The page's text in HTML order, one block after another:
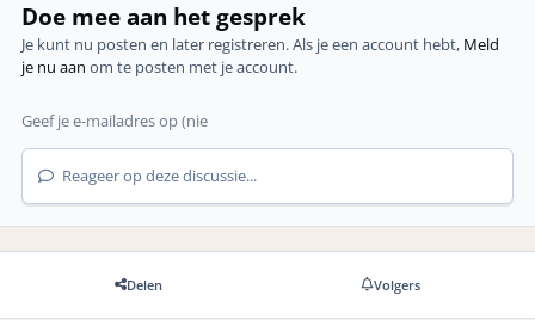
Doe mee aan het gesprek
Je kunt nu posten en later registreren. Als je een account hebt, Meld
je nu aan om te posten met je account.
Reageer op deze discussie...
Delen Volgers